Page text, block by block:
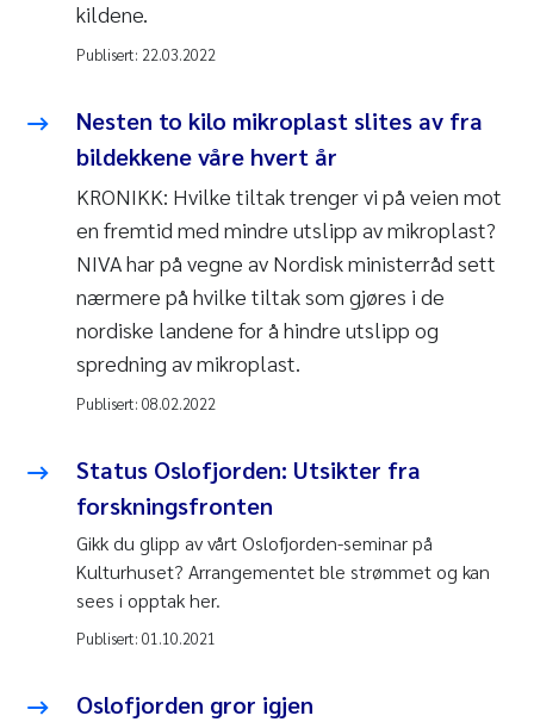
kildene.
Publisert: 22.03.2022
Nesten to kilo mikroplast slites av fra
bildekkene våre hvert år
KRONIKK: Hvilke tiltak trenger vi på veien mot
en fremtid med mindre utslipp av mikroplast?
NIVA har på vegne av Nordisk ministerråd sett
nærmere på hvilke tiltak som gjøres i de
nordiske landene for å hindre utslipp og
spredning av mikroplast.
Publisert: 08.02.2022
Status Oslofjorden: Utsikter fra
forskningsfronten
Gikk du glipp av vårt Oslofjorden-seminar på
Kulturhuset? Arrangementet ble strømmet og kan
sees i opptak her.
Publisert: 01.10.2021
Oslofjorden gror igjen